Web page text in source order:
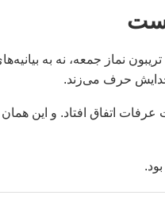
نه به تریبون نماز جمعه، نه به
خدایش حرف می‌زند.
پیش در دشت عرفات اتفاق افتاد.